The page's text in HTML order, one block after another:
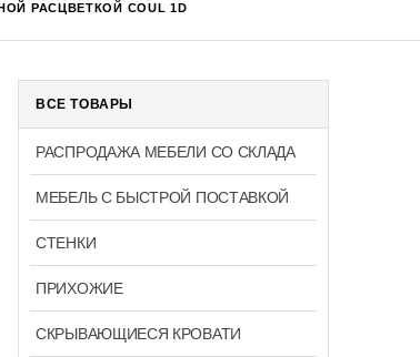
РАСЦВЕТКОЙ COUL 1D
ВСЕ ТОВАРЫ
РАСПРОДАЖА МЕБЕЛИ СО СКЛАДА
МЕБЕЛЬ С БЫСТРОЙ ПОСТАВКОЙ
СТЕНКИ
ПРИХОЖИЕ
СКРЫВАЮЩИЕСЯ КРОВАТИ